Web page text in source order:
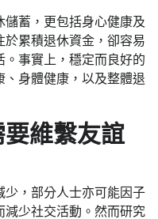
蓄，更包括身心健康及
於累積退休資金，卻容易
。事實上，穩定而良好的
身體健康，以及整體退
維繫友誼
少，部分人士亦可能因子
減少社交活動。然而研究